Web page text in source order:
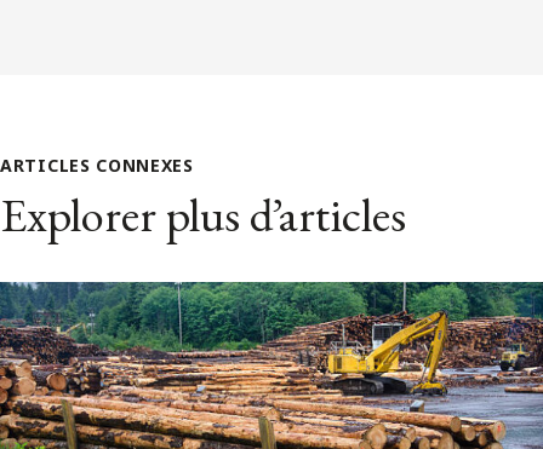
ARTICLES CONNEXES
Explorer plus d’articles